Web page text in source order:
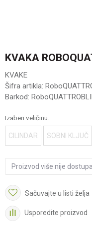
KVAKA
KVAKE
Šifra artikla:
Barkod:
Izaberi veličinu:
CILINDAR SOBNI KLJUČ
Proizvod više nije
Sačuvajte u listi želja
Usporedite proizvod